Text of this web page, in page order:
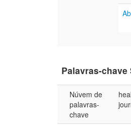
Palavras-chave
Núvem de
palavras-
chave